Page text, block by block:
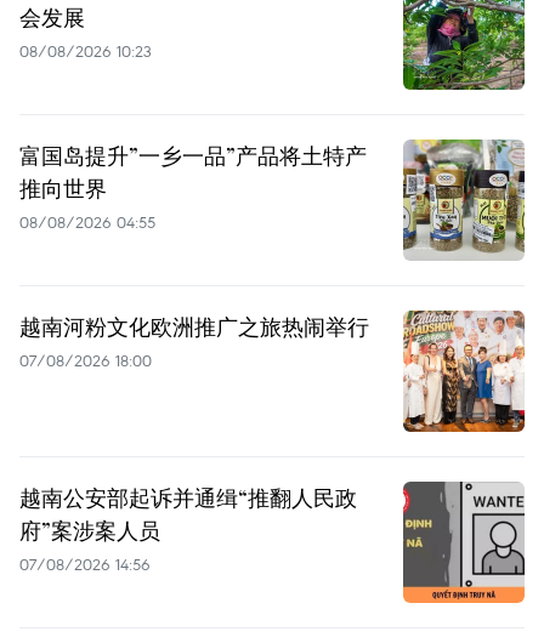
会发展
08/08/2026 10:23
富国岛提升”一乡一品”产品将土特产
推向世界
08/08/2026 04:55
越南河粉文化欧洲推广之旅热闹举行
07/08/2026 18:00
越南公安部起诉并通缉“推翻人民政
府”案涉案人员
07/08/2026 14:56